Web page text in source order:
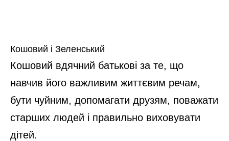
Кошовий і Зеленський
Кошовий вдячний батькові за те, що
навчив його важливим життєвим речам,
бути чуйним, допомагати друзям, поважати
старших людей і правильно виховувати
дітей.